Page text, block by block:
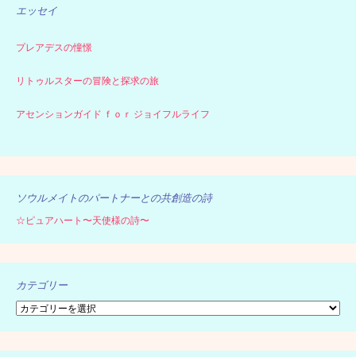
エッセイ
プレアデスの憧憬
リトゥルスターの冒険と探求の旅
アセンションガイド ｆｏｒ ジョイフルライフ
ソウルメイトのパートナーとの共創造の詩
☆ピュアハート〜天使様の詩〜
カテゴリー
カ
ゴ
リ